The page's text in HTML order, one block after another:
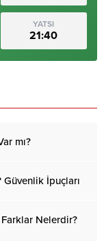
YATSI
21:40
mı?
Güvenlik İpuçları
Nelerdir?